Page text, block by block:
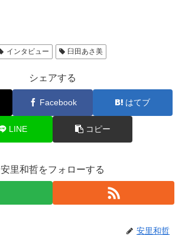
インタビュー 臼田あさ美
シェアする
Facebook はてブ
LINE コピー
安里和哲をフォローする
安里和哲